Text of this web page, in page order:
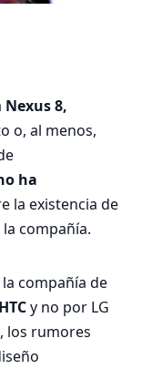
Nexus 8,
o, al menos,
ha
la existencia de
compañía.
compañía de
y no por LG
los rumores